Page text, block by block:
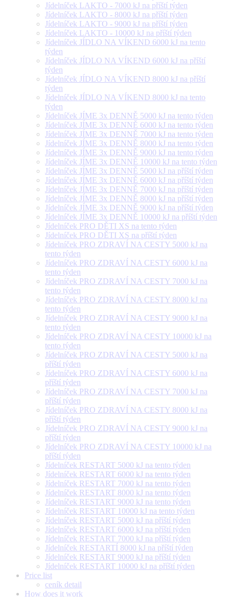
Jídelníček LAKTO - 7000 kJ na příští týden
Jídelníček LAKTO - 8000 kJ na příští týden
Jídelníček LAKTO - 9000 kJ na příští týden
Jídelníček LAKTO - 10000 kJ na příští týden
Jídelníček JÍDLO NA VÍKEND 6000 kJ na tento
týden
Jídelníček JÍDLO NA VÍKEND 6000 kJ na příští
týden
Jídelníček JÍDLO NA VÍKEND 8000 kJ na příští
týden
Jídelníček JÍDLO NA VÍKEND 8000 kJ na tento
týden
Jídelníček JÍME 3x DENNĚ 5000 kJ na tento týden
Jídelníček JÍME 3x DENNĚ 6000 kJ na tento týden
Jídelníček JÍME 3x DENNĚ 7000 kJ na tento týden
Jídelníček JÍME 3x DENNĚ 8000 kJ na tento týden
Jídelníček JÍME 3x DENNĚ 9000 kJ na tento týden
Jídelníček JÍME 3x DENNĚ 10000 kJ na tento týden
Jídelníček JÍME 3x DENNĚ 5000 kJ na příští týden
Jídelníček JÍME 3x DENNĚ 6000 kJ na příští týden
Jídelníček JÍME 3x DENNĚ 7000 kJ na příští týden
Jídelníček JÍME 3x DENNĚ 8000 kJ na příští týden
Jídelníček JÍME 3x DENNĚ 9000 kJ na příští týden
Jídelníček JÍME 3x DENNĚ 10000 kJ na příští týden
Jídelníček PRO DĚTI XS na tento týden
Jídelníček PRO DĚTI XS na příští týden
Jídelníček PRO ZDRAVÍ NA CESTY 5000 kJ na
tento týden
Jídelníček PRO ZDRAVÍ NA CESTY 6000 kJ na
tento týden
Jídelníček PRO ZDRAVÍ NA CESTY 7000 kJ na
tento týden
Jídelníček PRO ZDRAVÍ NA CESTY 8000 kJ na
tento týden
Jídelníček PRO ZDRAVÍ NA CESTY 9000 kJ na
tento týden
Jídelníček PRO ZDRAVÍ NA CESTY 10000 kJ na
tento týden
Jídelníček PRO ZDRAVÍ NA CESTY 5000 kJ na
příští týden
Jídelníček PRO ZDRAVÍ NA CESTY 6000 kJ na
příští týden
Jídelníček PRO ZDRAVÍ NA CESTY 7000 kJ na
příští týden
Jídelníček PRO ZDRAVÍ NA CESTY 8000 kJ na
příští týden
Jídelníček PRO ZDRAVÍ NA CESTY 9000 kJ na
příští týden
Jídelníček PRO ZDRAVÍ NA CESTY 10000 kJ na
příští týden
Jídelníček RESTART 5000 kJ na tento týden
Jídelníček RESTART 6000 kJ na tento týden
Jídelníček RESTART 7000 kJ na tento týden
Jídelníček RESTART 8000 kJ na tento týden
Jídelníček RESTART 9000 kJ na tento týden
Jídelníček RESTART 10000 kJ na tento týden
Jídelníček RESTART 5000 kJ na příští týden
Jídelníček RESTART 6000 kJ na příští týden
Jídelníček RESTART 7000 kJ na příští týden
Jídelníček RESTARTÍ 8000 kJ na příští týden
Jídelníček RESTART 9000 kJ na příští týden
Jídelníček RESTART 10000 kJ na příští týden
Price list
ceník detail
How does it work